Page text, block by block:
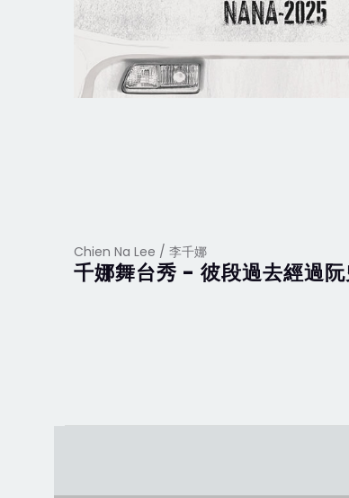
Chien Na Lee / 李千娜
千娜舞台秀 - 彼段過去經過阮